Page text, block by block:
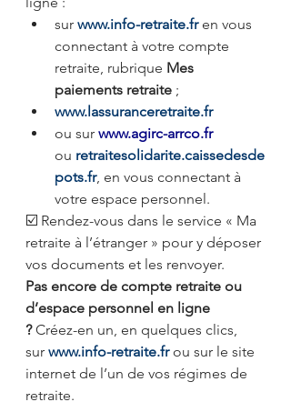
sur www.info-retraite.fr en vous
connectant à votre compte
retraite, rubrique Mes
paiements retraite ;
www.lassuranceretraite.fr
ou sur www.agirc-arrco.fr
ou retraitesolidarite.caissedesde
pots.fr, en vous connectant à
votre espace personnel.
☑️ Rendez-vous dans le service « Ma
retraite à l’étranger » pour y déposer
vos documents et les renvoyer.
Pas encore de compte retraite ou
d’espace personnel en ligne
? Créez-en un, en quelques clics,
sur www.info-retraite.fr ou sur le site
internet de l’un de vos régimes de
retraite.